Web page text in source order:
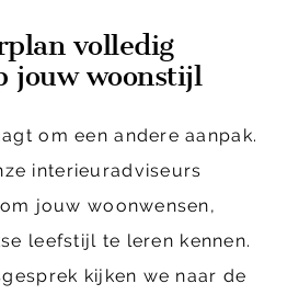
volledig
jouw woonstijl
om een andere aanpak.
interieuradviseurs
jouw woonwensen,
leefstijl te leren kennen.
kijken we naar de